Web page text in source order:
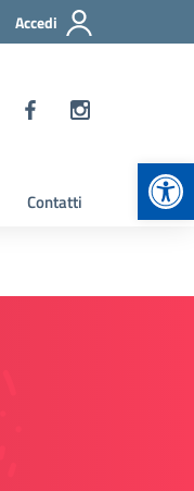
Accedi
Contatti